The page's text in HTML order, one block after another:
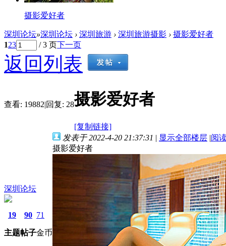
摄影爱好者
深圳论坛»深圳论坛 › 深圳旅游 › 深圳旅游摄影 › 摄影爱好者
123 / 3 页下一页
返回列表
查看: 19882|回复: 28摄影爱好者
[复制链接]
深圳论坛
19
主题
90
帖子
71
金币
发表于 2022-4-20 21:37:31 | 显示全部楼层 |阅
摄影爱好者